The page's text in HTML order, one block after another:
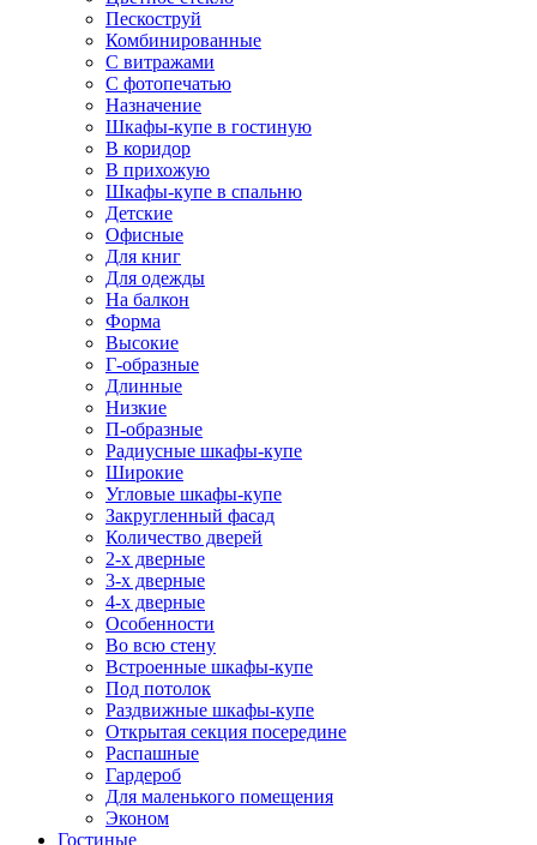
Пескоструй
Комбинированные
С витражами
С фотопечатью
Назначение
Шкафы-купе в гостиную
В коридор
В прихожую
Шкафы-купе в спальню
Детские
Офисные
Для книг
Для одежды
На балкон
Форма
Высокие
Г-образные
Длинные
Низкие
П-образные
Радиусные шкафы-купе
Широкие
Угловые шкафы-купе
Закругленный фасад
Количество дверей
2-х дверные
3-х дверные
4-х дверные
Особенности
Во всю стену
Встроенные шкафы-купе
Под потолок
Раздвижные шкафы-купе
Открытая секция посередине
Распашные
Гардероб
Для маленького помещения
Эконом
Гостиные